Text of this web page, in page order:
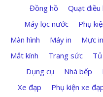
Đồng hồ
Quạt điều
Máy lọc nước
Phụ
Màn hình
Máy in Mực in
Mắt kính
Trang sức
Dụng cụ
Nhà bếp
Xe đạp
Phụ kiện xe